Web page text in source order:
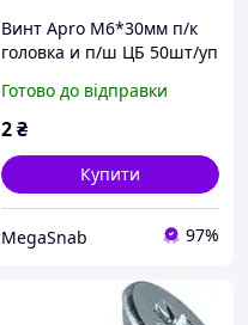
Винт Apro М6*30мм п/к
головка и п/ш ЦБ 50шт/уп
Готово до відправки
2₴
Купити
MegaSnab 97%